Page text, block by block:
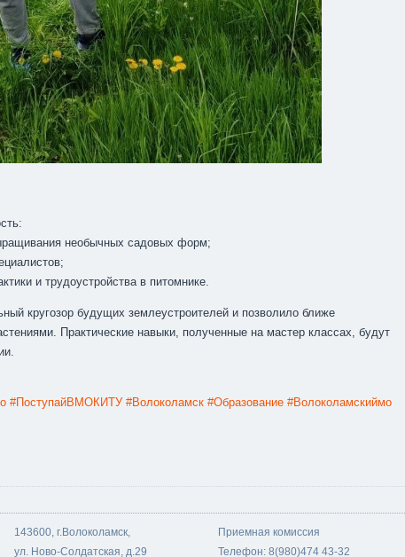
необычных садовых форм;
и трудоустройства в питомнике.
кругозор будущих землеустроителей и позволило ближе
Практические навыки, полученные на мастер классах, будут
#ПоступайВМОКИТУ #Волоколамск #Образование #Волоколамскиймо
143600, г.Волоколамск,
ул. Ново-Солдатская, д.29
Приемная комиссия
Телефон: 8(980)474 43-32